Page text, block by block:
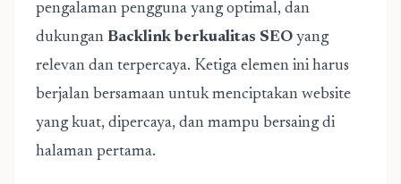
pengalaman pengguna yang optimal, dan
dukungan Backlink berkualitas SEO yang
relevan dan terpercaya. Ketiga elemen ini harus
berjalan bersamaan untuk menciptakan website
yang kuat, dipercaya, dan mampu bersaing di
halaman pertama.